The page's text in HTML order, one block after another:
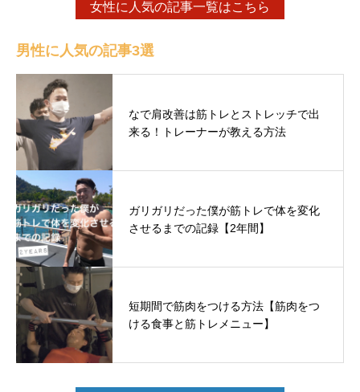
女性に人気の記事一覧はこちら
男性に人気の記事3選
なで肩改善は筋トレとストレッチで出
来る！トレーナーが教える方法
ガリガリだった僕が筋トレで体を変化
させるまでの記録【2年間】
短期間で筋肉をつける方法【筋肉をつ
ける食事と筋トレメニュー】